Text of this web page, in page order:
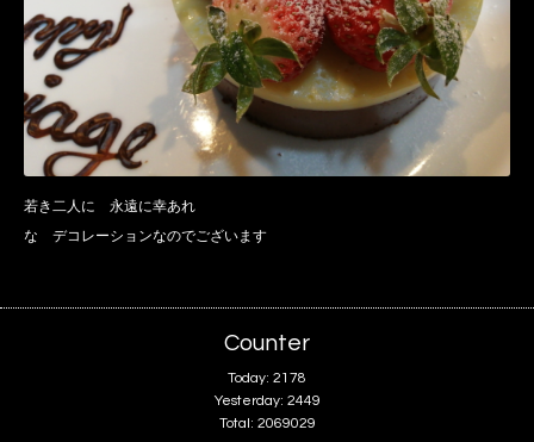
若き二人に 永遠に幸あれ
な デコレーションなのでございます
Counter
Today: 2178
Yesterday: 2449
Total: 2069029